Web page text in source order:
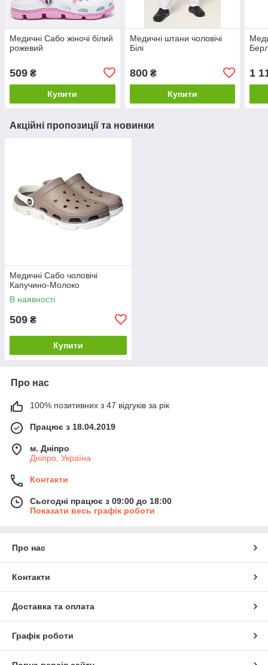
Медичні Сабо жіночі білий
рожевий
509 ₴
Купити
Медичні штани чоловічі
Білі
800₴
Купити
1
Акційні пропозиції та новинки
Медичні Сабо чоловічі
Капучино-Молоко
В наявності
509 ₴
Купити
Про нас
100% позитивних з 47 відгуків за рік
Працює з 18.04.2019
м. Дніпро
Дніпро, Україна
Контакти
Сьогодні працює з 09:00 до 18:00
Показати весь графік роботи
Про нас
Контакти
Доставка та оплата
Графік роботи